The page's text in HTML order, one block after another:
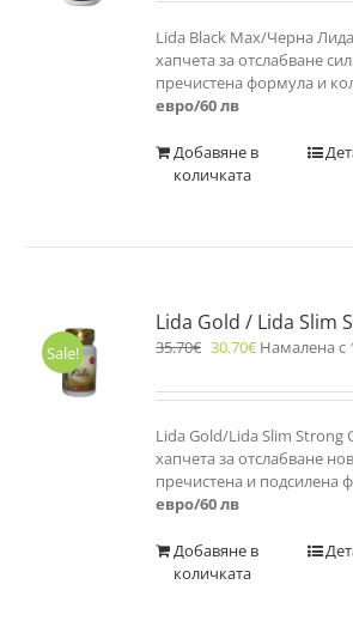
Lida Black Max/Черна
хапчета за отслабване
пречистена формула и
евро/60 лв
Добавяне в
количката
Sale!
Lida Gold / Lida Slim
35.70€ 30.70€ Намалена с
Lida Gold/Lida Slim
хапчета за отслабване
пречистена и подсилена
евро/60 лв
Добавяне в
количката